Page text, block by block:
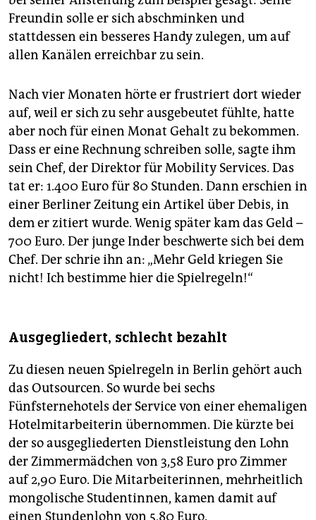
Freundin solle er sich abschminken und
stattdessen ein besseres Handy zulegen, um auf
allen Kanälen erreichbar zu sein.
Nach vier Monaten hörte er frustriert dort wieder
auf, weil er sich zu sehr ausgebeutet fühlte, hatte
aber noch für einen Monat Gehalt zu bekommen.
Dass er eine Rechnung schreiben solle, sagte ihm
sein Chef, der Direktor für Mobility Services. Das
tat er: 1.400 Euro für 80 Stunden. Dann erschien in
einer Berliner Zeitung ein Artikel über Debis, in
dem er zitiert wurde. Wenig später kam das Geld –
700 Euro. Der junge Inder beschwerte sich bei dem
Chef. Der schrie ihn an: „Mehr Geld kriegen Sie
nicht! Ich bestimme hier die Spielregeln!“
Ausgegliedert, schlecht bezahlt
Zu diesen neuen Spielregeln in Berlin gehört auch
das Outsourcen. So wurde bei sechs
Fünfsternehotels der Service von einer ehemaligen
Hotelmitarbeiterin übernommen. Die kürzte bei
der so ausgegliederten Dienstleistung den Lohn
der Zimmermädchen von 3,58 Euro pro Zimmer
auf 2,90 Euro. Die Mitarbeiterinnen, mehrheitlich
mongolische Studentinnen, kamen damit auf
einen Stundenlohn von 5,80 Euro.